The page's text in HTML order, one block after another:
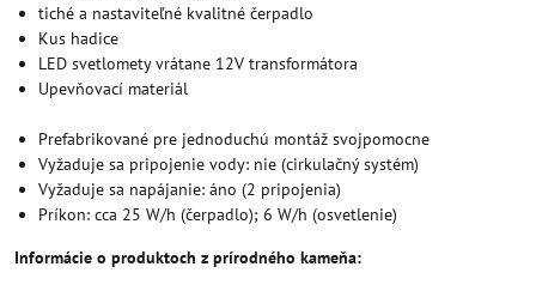
tiché a nastaviteľné kvalitné čerpadlo
Kus hadice
LED svetlomety vrátane 12V transformátora
Upevňovací materiál
Prefabrikované pre jednoduchú montáž svojpomocne
Vyžaduje sa pripojenie vody: nie (cirkulačný systém)
Vyžaduje sa napájanie: áno (2 pripojenia)
Príkon: cca 25 W/h (čerpadlo); 6 W/h (osvetlenie)
Informácie o produktoch z prírodného kameňa: